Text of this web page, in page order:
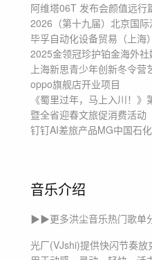
阿维塔06T 发布会颜值远行
2026（第十九届）北京国
毕孚自动化设备贸易（上海
2025金领冠珍护铂金海外社
上海新思青少年创新冬令营
oppo旗舰店开业项目
《蜀里过年，马上入川！
暨全省迎春文旅促消费活动
钉钉AI差旅产品MG中国石
音乐介绍
▶▶更多洪尘音乐热门歌单
光厂(VJshi)提供快闪节奏放